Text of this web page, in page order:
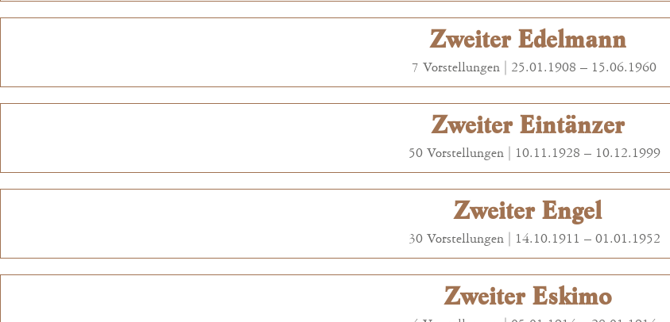
Zweiter Edelmann
7 Vorstellungen | 25.01.1908 – 15.06.1960
Zweiter Eintänzer
50 Vorstellungen | 10.11.1928 – 10.12.1999
Zweiter Engel
30 Vorstellungen | 14.10.1911 – 01.01.1952
Zweiter Eskimo